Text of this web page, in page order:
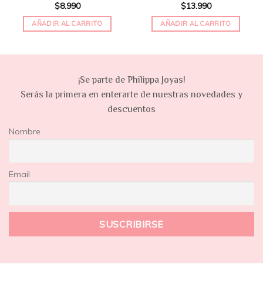
$8.990
AÑADIR AL CARRITO
$13.990
AÑADIR AL CARRITO
¡Se parte de Philippa Joyas!
Serás la primera en enterarte de nuestras novedades y
descuentos
Nombre
Email